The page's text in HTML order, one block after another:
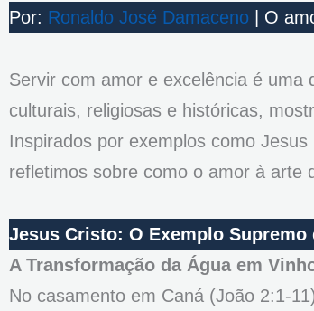
Por: Ronaldo José Damaceno | O
Servir com amor e excelência é
culturais, religiosas e históricas,
Inspirados por exemplos como
refletimos sobre como o amor à arte
Jesus Cristo: O Exemplo Supremo
A Transformação da Água em
No casamento em Caná (João 2:1-